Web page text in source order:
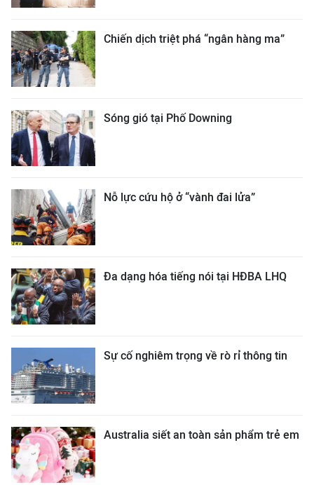
Chiến dịch triệt phá “ngân hàng ma”
Sóng gió tại Phố Downing
Nỗ lực cứu hộ ở “vành đai lửa”
Đa dạng hóa tiếng nói tại HĐBA LHQ
Sự cố nghiêm trọng về rò rỉ thông tin
Australia siết an toàn sản phẩm trẻ em